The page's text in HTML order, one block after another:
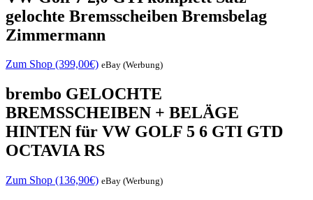
gelochte Bremsscheiben Bremsbelag
Zimmermann
Zum Shop (399,00€) eBay (Werbung)
brembo GELOCHTE
BREMSSCHEIBEN + BELÄGE
HINTEN für VW GOLF 5 6 GTI GTD
OCTAVIA RS
Zum Shop (136,90€) eBay (Werbung)